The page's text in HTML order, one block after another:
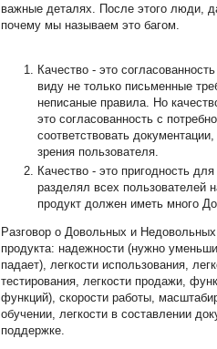
важные деталях. После этого люди,
почему мы называем это багом.
Качество - это
виду не только письменные
неписаные правила. Но
это согласованность с
соответствовать
зрения пользователя.
Качество - это пригодность
разделял всех
продукт должен иметь много
Разговор о Довольных и
продукта: надежности (нужно
падает), легкости использования,
тестирования, легкости продажи,
функций), скорости работы,
обучении, легкости в составлении
поддержке.